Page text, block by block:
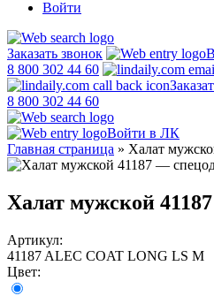
Войти
Заказать звонок
8 800 302 44 60
8 800 302 44 60
Войти в ЛК
Главная страница » Халат
Халат мужской 41187
Артикул:
41187 ALEC COAT LONG LS M
Цвет: